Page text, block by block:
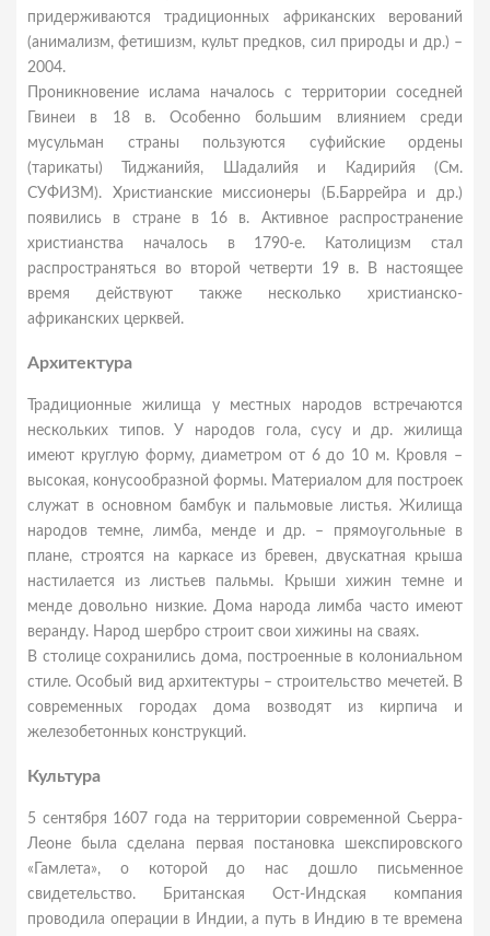
придерживаются традиционных африканских верований
(анимализм, фетишизм, культ предков, сил природы и др.) –
2004.
Проникновение ислама началось с территории соседней
Гвинеи в 18 в. Особенно большим влиянием среди
мусульман страны пользуются суфийские ордены
(тарикаты) Тиджанийя, Шадалийя и Кадирийя (См.
СУФИЗМ). Христианские миссионеры (Б.Баррейра и др.)
появились в стране в 16 в. Активное распространение
христианства началось в 1790-е. Католицизм стал
распространяться во второй четверти 19 в. В настоящее
время действуют также несколько христианско-
африканских церквей.
Архитектура
Традиционные жилища у местных народов встречаются
нескольких типов. У народов гола, сусу и др. жилища
имеют круглую форму, диаметром от 6 до 10 м. Кровля –
высокая, конусообразной формы. Материалом для построек
служат в основном бамбук и пальмовые листья. Жилища
народов темне, лимба, менде и др. – прямоугольные в
плане, строятся на каркасе из бревен, двускатная крыша
настилается из листьев пальмы. Крыши хижин темне и
менде довольно низкие. Дома народа лимба часто имеют
веранду. Народ шербро строит свои хижины на сваях.
В столице сохранились дома, построенные в колониальном
стиле. Особый вид архитектуры – строительство мечетей. В
современных городах дома возводят из кирпича и
железобетонных конструкций.
Культура
5 сентября 1607 года на территории современной Сьерра-
Леоне была сделана первая постановка шекспировского
«Гамлета», о которой до нас дошло письменное
свидетельство. Британская Ост-Индская компания
проводила операции в Индии, а путь в Индию в те времена